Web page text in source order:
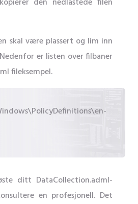
skal være plassert og lim inn
er listen over filbaner
fileksempel.
ditt DataCollection.adml-
en profesjonell. Det